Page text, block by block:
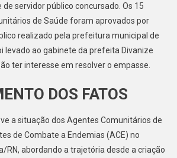
servidor público concursado. Os 15
de Saúde foram aprovados por
realizado pela prefeitura municipal de
levado ao gabinete da prefeita Divanize
ter interesse em resolver o empasse.
DOS FATOS
a situação dos Agentes Comunitários de
de Combate a Endemias (ACE) no
RN, abordando a trajetória desde a criação